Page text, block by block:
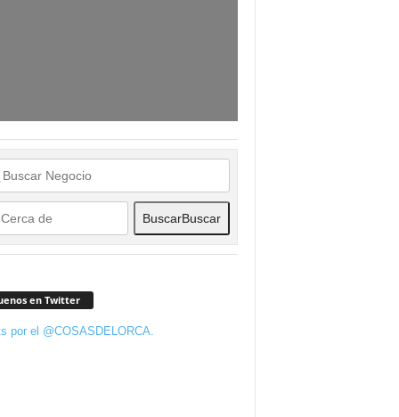
BuscarBuscar
en Twitter
por el @COSASDELORCA.